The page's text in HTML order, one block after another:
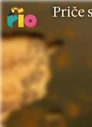
Skip
to
content
Priče